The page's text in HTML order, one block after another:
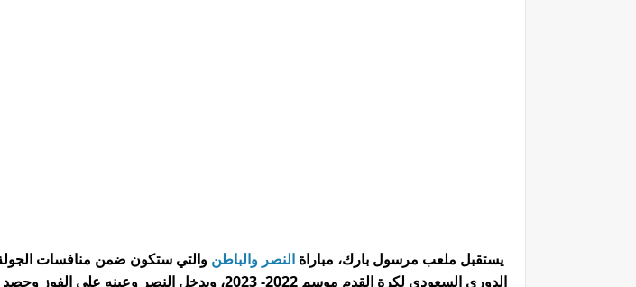
يستقبل ملعب مرسول بارك، مباراة النصر والباطن والتي ستكون ضمن منافسات
الدوري السعودي لكرة القدم موسم 2022- 2023، ويدخل النصر